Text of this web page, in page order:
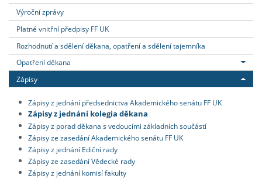
Výroční zprávy
Platné vnitřní předpisy FF UK
Rozhodnutí a sdělení děkana, opatření a sdělení tajemníka
Opatření děkana
Zápisy
Zápisy z jednání předsednictva Akademického senátu FF UK
Zápisy z jednání kolegia děkana
Zápisy z porad děkana s vedoucími základních součástí
Zápisy ze zasedání Akademického senátu FF UK
Zápisy z jednání Ediční rady
Zápisy ze zasedání Vědecké rady
Zápisy z jednání komisí fakulty